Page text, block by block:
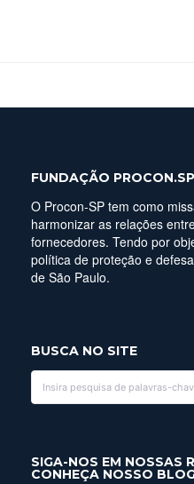
FUNDAÇÃO PROCON.SP
O Procon-SP tem como
harmonizar as relações
fornecedores. Tendo por
política de proteção e
de São Paulo.
BUSCA NO SITE
SIGA-NOS EM NOSSAS
CONHEÇA NOSSO